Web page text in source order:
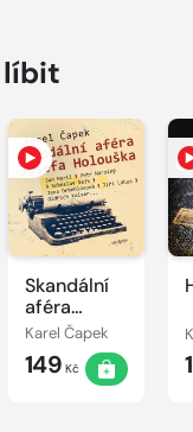
líbit
Skandální
aféra
Josefa
Holouška
Karel Čapek
149 Kč